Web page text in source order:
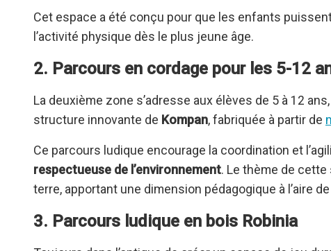
Cet espace a été conçu pour que les enfants
l’activité physique dès le plus jeune âge.
2. Parcours en cordage pour les 5-12
La deuxième zone s’adresse aux élèves de 5 à 12
structure innovante de Kompan, fabriquée à partir de
Ce parcours ludique encourage la coordination et
respectueuse de l’environnement. Le thème de
terre, apportant une dimension pédagogique à l’aire
3. Parcours ludique en bois Robinia